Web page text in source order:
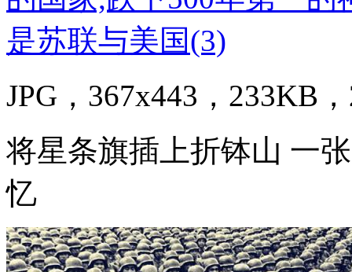
JPG，367x443，233KB
将星条旗插上折钵山 一
忆